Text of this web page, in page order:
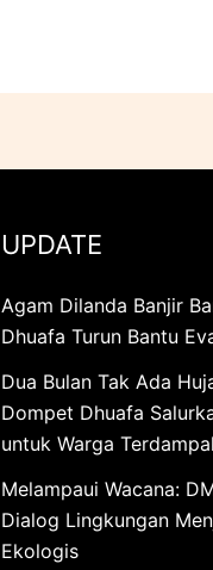
UPDATE
Agam Dilanda Banjir
Dhuafa Turun Bantu
Dua Bulan Tak Ada
Dompet Dhuafa
untuk Warga
Melampaui Wacana:
Dialog Lingkungan
Ekologis